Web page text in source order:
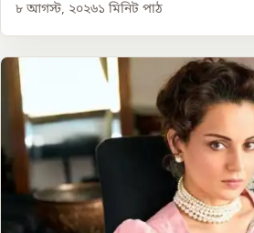
৮ আগস্ট, ২০২৬১ মিনিট পাঠ